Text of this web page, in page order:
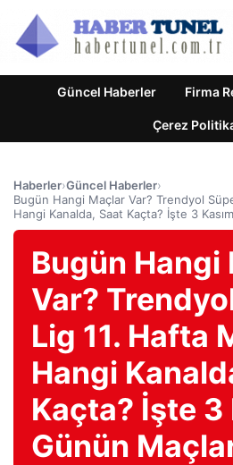
Güncel Haberler Firma
Çerez
Haberler›Güncel Haberler›
Bugün Hangi Maçlar Var? Trendyol
Hangi Kanalda, Saat Kaçta? İşte 3
Bugün Hangi
Var?
Lig 11. Hafta
Hangi
Kaçta? İşte 3
Günün